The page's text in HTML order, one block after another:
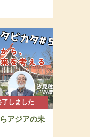
了しました
アジアの未